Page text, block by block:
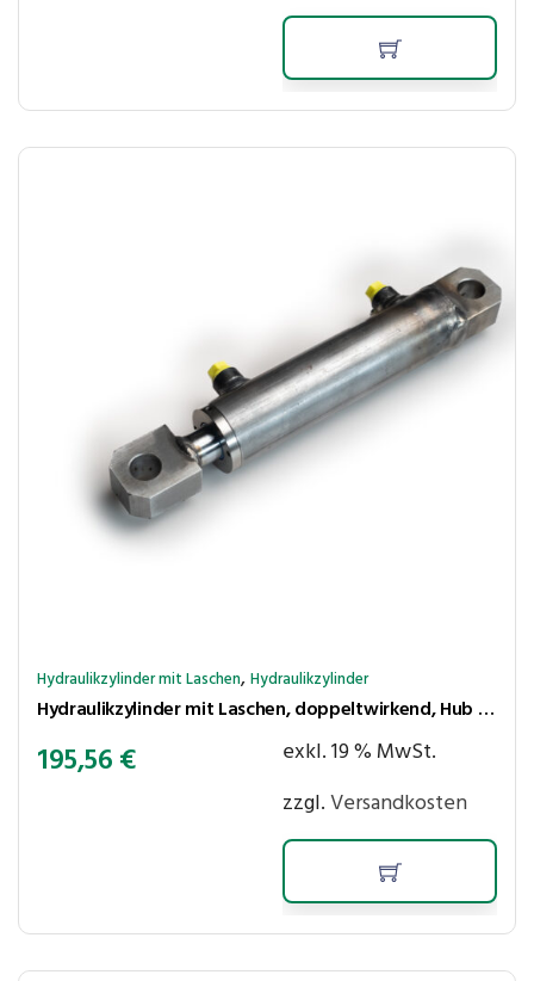
Hydraulikzylinder mit Laschen,Hydraulikzylinder
Hydraulikzylinder mit Laschen, doppeltwirkend, Hub 400 mm, Kolben ⌀50 mm, Stange ⌀25 mm
195,56€
exkl. 19 % MwSt.
zzgl.Versandkosten